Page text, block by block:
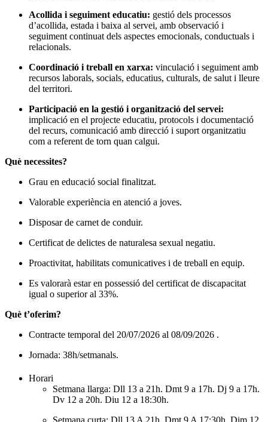
Acollida i seguiment educatiu: gestió dels processos
d’acollida, estada i baixa al servei, amb observació i
seguiment continuat dels aspectes emocionals, conductuals i
relacionals.
Coordinació i treball en xarxa: vinculació i seguiment amb
recursos laborals, socials, educatius, culturals, de salut i lleure
del territori.
Participació en la gestió i organització del servei:
implicació en el projecte educatiu, protocols i documentació
del recurs, comunicació amb direcció i suport organitzatiu
com a referent de torn quan calgui.
Què necessites?
Grau en educació social finalitzat.
Valorable experiència en atenció a joves.
Disposar de carnet de conduir.
Certificat de delictes de naturalesa sexual negatiu.
Proactivitat, habilitats comunicatives i de treball en equip.
Es valorarà estar en possessió del certificat de discapacitat
igual o superior al 33%.
Què t’oferim?
Contracte temporal del 20/07/2026 al 08/09/2026 .
Jornada: 38h/setmanals.
Horari
Setmana llarga: Dll 13 a 21h. Dmt 9 a 17h. Dj 9 a 17h.
Dv 12 a 20h. Diu 12 a 18:30h.